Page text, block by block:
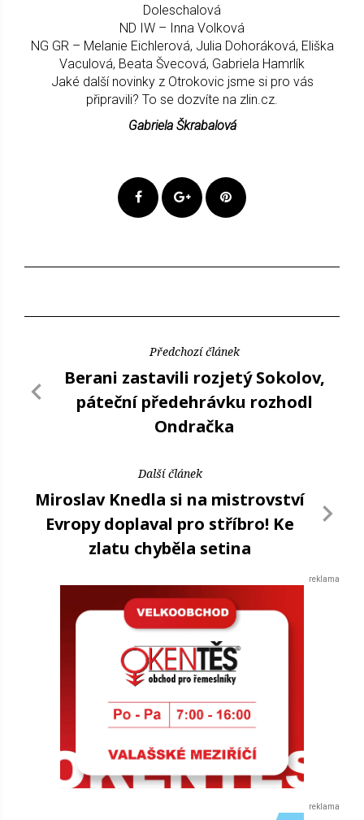
Doleschalová
ND IW – Inna Volková
NG GR – Melanie Eichlerová, Julia Dohoráková, Eliška
Vaculová, Beata Švecová, Gabriela Hamrlík
Jaké další novinky z Otrokovic jsme si pro vás
připravili? To se dozvíte na zlin.cz.
Gabriela Škrabalová
Předchozí článek
Berani zastavili rozjetý Sokolov,
páteční předehrávku rozhodl
Ondračka
Další článek
Miroslav Knedla si na mistrovství
Evropy doplaval pro stříbro! Ke
zlatu chyběla setina